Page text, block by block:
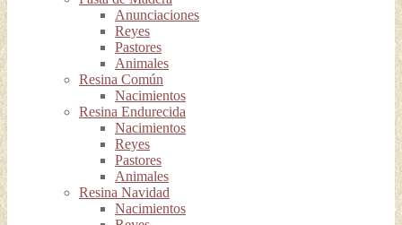
Anunciaciones
Reyes
Pastores
Animales
Resina Común
Nacimientos
Resina Endurecida
Nacimientos
Reyes
Pastores
Animales
Resina Navidad
Nacimientos